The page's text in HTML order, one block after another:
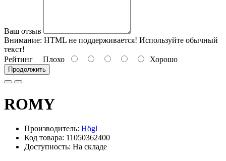
Ваш отзыв
Внимание: HTML не поддерживается! Используйте обычный
текст!
Рейтинг Плохо Хорошо
Продолжить
ROMY
Производитель: Högl
Код товара: 11050362400
Доступность: На складе